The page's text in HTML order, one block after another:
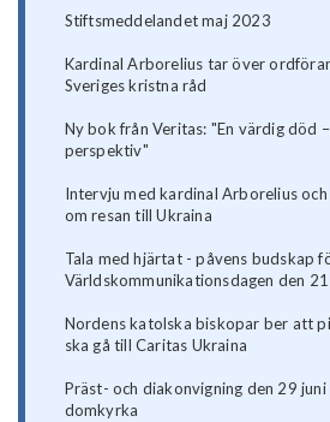
Stiftsmeddelandet maj 2023
Kardinal Arborelius tar över
Sveriges kristna råd
Ny bok från Veritas: "En värdig död
perspektiv"
Intervju med kardinal Arborelius
om resan till Ukraina
Tala med hjärtat - påvens budskap
Världskommunikationsdagen den
Nordens katolska biskopar ber att
ska gå till Caritas Ukraina
Präst- och diakonvigning den 29 juni
domkyrka